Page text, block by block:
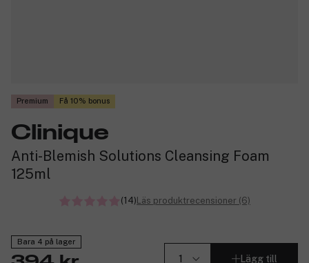
Premium Få 10% bonus
Clinique
Anti-Blemish Solutions Cleansing Foam
125ml
(14)Läs produktrecensioner (6)
Bara 4 på lager
Lägg till